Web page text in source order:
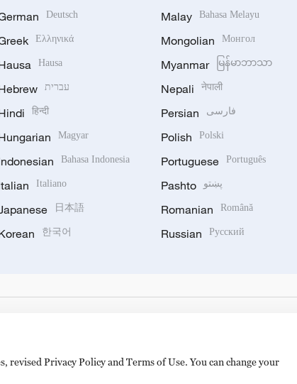
Deutsch
Ελληνικά
Hausa
עברית
हिन्दी
Magyar
Bahasa Indonesia
Italiano
日本語
한국어
Malay Bahasa Melayu
Mongolian Монгол
Myanmar မြန်မာဘာသာ
Nepali नेपाली
Persian فارسی
Polish Polski
Portuguese Português
Pashto پښتو
Romanian Română
Russian Русский
Privacy Policy and Terms of Use. You can change your